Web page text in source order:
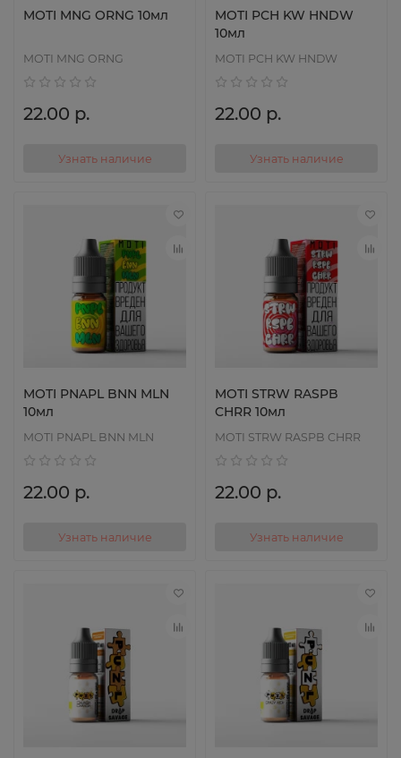
MOTI MNG ORNG 10мл
MOTI MNG ORNG
22.00 р.
Узнать наличие
MOTI PCH KW HNDW
10мл
MOTI PCH KW HNDW
22.00 р.
Узнать наличие
MOTI PNAPL BNN MLN
10мл
MOTI PNAPL BNN MLN
22.00 р.
Узнать наличие
MOTI STRW RASPB
CHRR 10мл
MOTI STRW RASPB CHRR
22.00 р.
Узнать наличие